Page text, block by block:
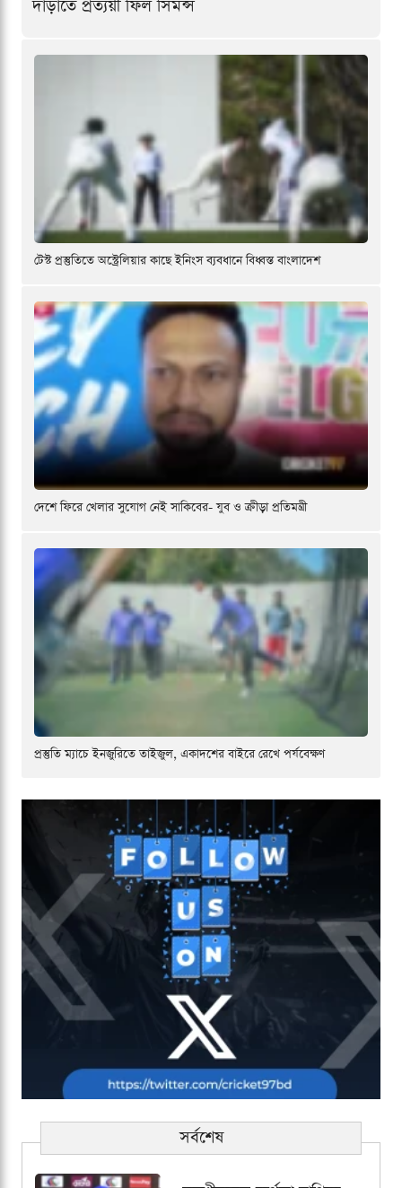
দাঁড়াতে প্রত্যয়ী ফিল সিমন্স
টেস্ট প্রস্তুতিতে অস্ট্রেলিয়ার কাছে ইনিংস ব্যবধানে বিধ্বস্ত বাংলাদেশ
দেশে ফিরে খেলার সুযোগ নেই সাকিবের- যুব ও ক্রীড়া প্রতিমন্ত্রী
প্রস্তুতি ম্যাচে ইনজুরিতে তাইজুল, একাদশের বাইরে রেখে পর্যবেক্ষণ
সর্বশেষ